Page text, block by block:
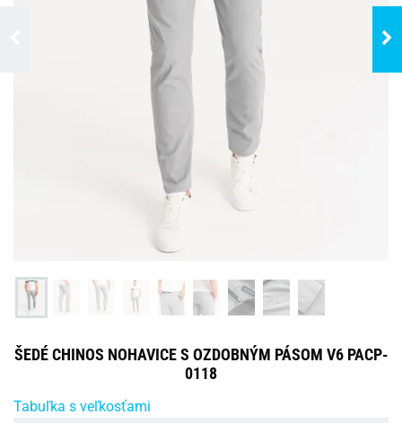
ŠEDÉ CHINOS NOHAVICE S OZDOBNÝM PÁSOM V6 PACP-
0118
Tabuľka s veľkosťami